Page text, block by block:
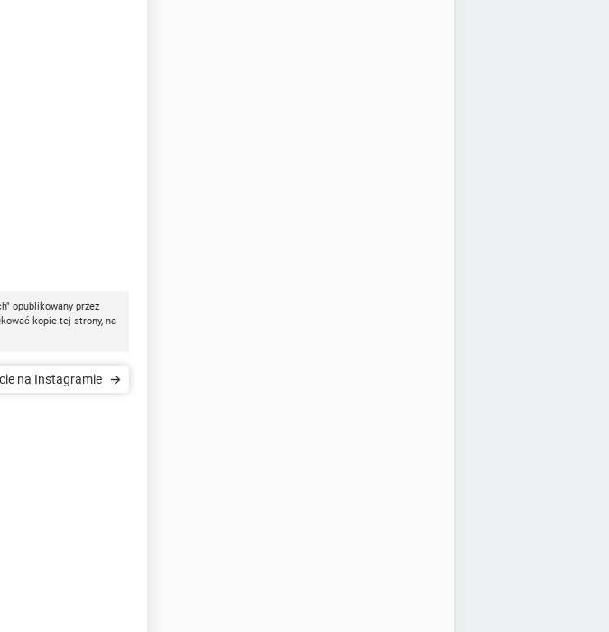
opublikowany przez
kopie tej strony, na
na Instagramie